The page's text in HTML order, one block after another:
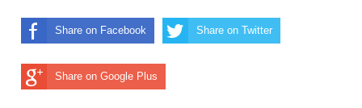
Share on Facebook Share on Twitter
Share on Google Plus